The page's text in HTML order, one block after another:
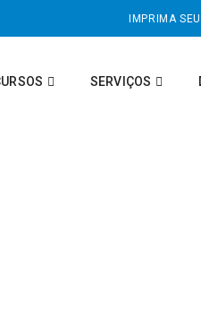
IMPRIMA
SERVIÇOS